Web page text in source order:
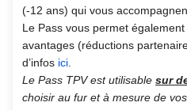
(-12 ans) qui vous
Le Pass vous permet
avantages (réductions
d’infos ici
Le Pass TPV est utilisable sur
choisir au fur et à mesure de